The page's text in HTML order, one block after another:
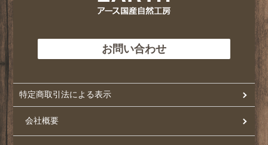
お問い合わせ
特定商取引法による表示
会社概要